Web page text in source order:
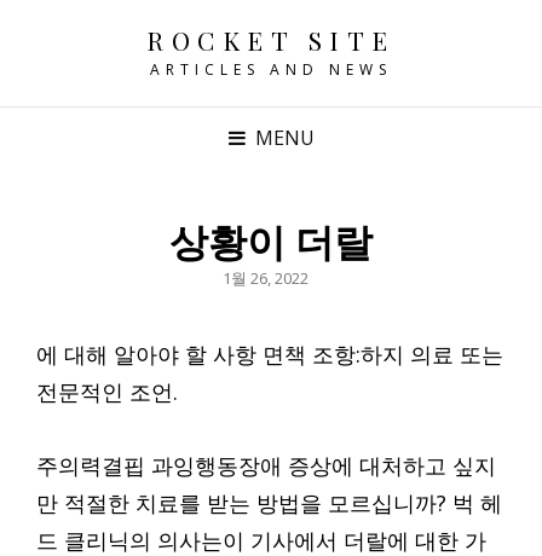
ROCKET SITE
ARTICLES AND NEWS
MENU
상황이 더랄
POSTED
1월 26, 2022
에 대해 알아야 할 사항 면책 조항:하지 의료 또는
전문적인 조언.
주의력결핍 과잉행동장애 증상에 대처하고 싶지
만 적절한 치료를 받는 방법을 모르십니까? 벅 헤
드 클리닉의 의사는이 기사에서 더랄에 대한 가